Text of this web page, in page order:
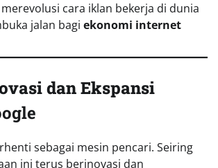
cara iklan bekerja di dunia
jalan bagi ekonomi internet
dan Ekspansi
sebagai mesin pencari. Seiring
ini terus berinovasi dan